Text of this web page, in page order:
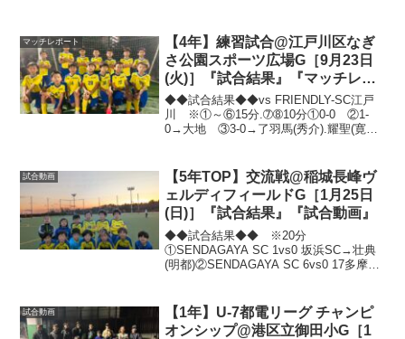
マッチレポート
【4年】練習試合@江戸川区なぎ
さ公園スポーツ広場G［9月23日
(火)］『試合結果』『マッチレポ
ート』『試合動画』
◆◆試合結果◆◆vs FRIENDLY-SC江戸
川 ※①～⑥15分.➆➇10分①0-0 ②1-
0→大地 ③3-0→了羽馬(秀介).耀聖(寛
⑧0-...
試合動画
【5年TOP】交流戦@稲城長峰ヴ
ェルディフィールドG［1月25日
(日)］『試合結果』『試合動画』
◆◆試合結果◆◆ ※20分
①SENDAGAYA SC 1vs0 坂浜SC→壮典
(明都)②SENDAGAYA SC 6vs0 17多摩
SC ...
試合動画
【1年】U-7都電リーグ チャンピ
オンシップ@港区立御田小G［1